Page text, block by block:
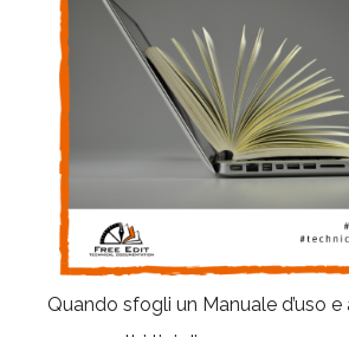
Quando sfogli un Manuale d’uso